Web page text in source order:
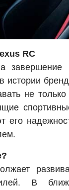
RC
завершение
истории
не
его
В